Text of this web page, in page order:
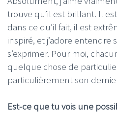
trouve qu’il est brillant. Il
dans ce qu’il fait, il est
inspiré, et j’adore entendre
s’exprimer. Pour moi,
quelque chose de
particulièrement son
Est-ce que tu vois une